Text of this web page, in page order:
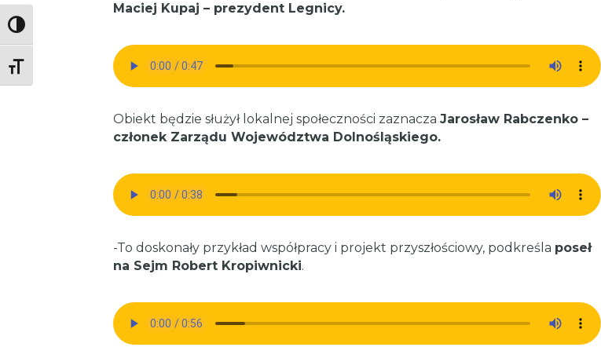
Toggle High Contrast
Toggle Font size
Maciej Kupaj – prezydent Legnicy.
Obiekt będzie służył lokalnej społeczności zaznacza Jarosław Rabczenko –
członek Zarządu Województwa Dolnośląskiego.
-To doskonały przykład współpracy i projekt przyszłościowy, podkreśla poseł
na Sejm Robert Kropiwnicki.